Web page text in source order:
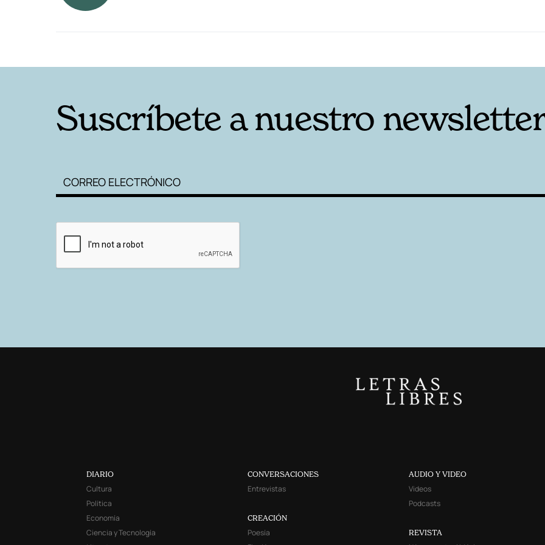
Suscríbete a nuestro
DIARIO
Cultura
Política
Economía
Ciencia y Tecnología
CONVERSACIONES
Entrevistas
CREACIÓN
Poesía
AUDIO Y VIDEO
Videos
Podcasts
REVISTA